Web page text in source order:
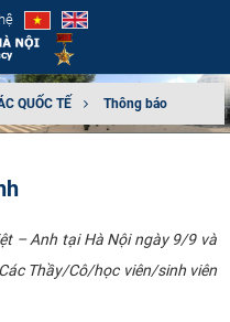
QUỐC TẾ Thông báo
– Anh tại Hà Nội ngày 9/9 và
Thầy/Cô/học viên/sinh viên